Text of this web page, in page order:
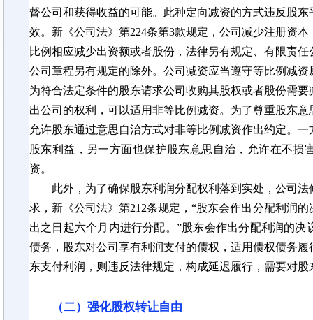
督公司和获得收益的可能。此种定向减资的方式违反股
效。新《公司法》第224条第3款规定，公司减少注册资
比例相应减少出资额或者股份，法律另有规定、有限责
公司章程另有规定的除外。公司减资应当遵守等比例减
为符合法定条件的股东请求公司收购其股权或者股份需
出公司的权利，可以适用非等比例减资。为了尊重股东
允许股东通过意思自治方式对非等比例减资作出约定。
股东利益，另一方面也保护股东意思自治，允许在不损
资。
此外，为了确保股东利润分配权利落到实处，公司
求，新《公司法》第212条规定，“股东会作出分配利润
出之日起六个月内进行分配。”股东会作出分配利润的
债务，股东对公司享有利润支付的债权，适用债权债务履
东支付利润，则违反法律规定，构成延迟履行，需要对股
（二）强化股权转让自由